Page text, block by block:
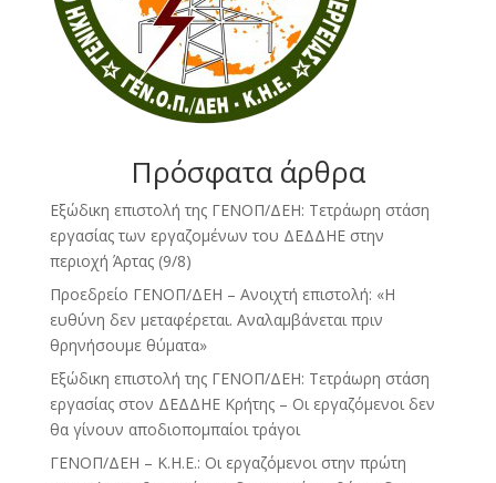
Πρόσφατα άρθρα
Εξώδικη επιστολή της ΓΕΝΟΠ/ΔΕΗ: Τετράωρη στάση
εργασίας των εργαζομένων του ΔΕΔΔΗΕ στην
περιοχή Άρτας (9/8)
Προεδρείο ΓΕΝΟΠ/ΔΕΗ – Ανοιχτή επιστολή: «Η
ευθύνη δεν μεταφέρεται. Αναλαμβάνεται πριν
θρηνήσουμε θύματα»
Εξώδικη επιστολή της ΓΕΝΟΠ/ΔΕΗ: Τετράωρη στάση
εργασίας στον ΔΕΔΔΗΕ Κρήτης – Οι εργαζόμενοι δεν
θα γίνουν αποδιοπομπαίοι τράγοι
ΓΕΝΟΠ/ΔΕΗ – Κ.Η.Ε.: Οι εργαζόμενοι στην πρώτη